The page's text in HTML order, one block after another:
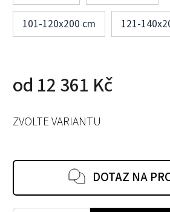
101-120x200 cm 121-
od 12 361 Kč
ZVOLTE VARIANTU
DOTAZ NA